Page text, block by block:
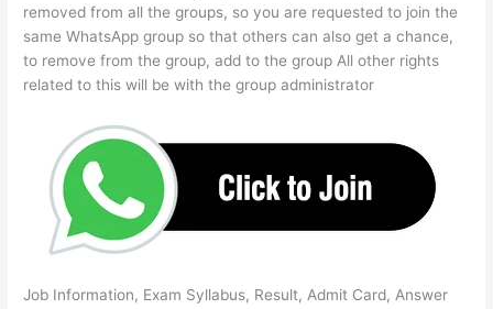
removed from all the groups, so you are requested to join the
same WhatsApp group so that others can also get a chance,
to remove from the group, add to the group All other rights
related to this will be with the group administrator
Job Information, Exam Syllabus, Result, Admit Card, Answer